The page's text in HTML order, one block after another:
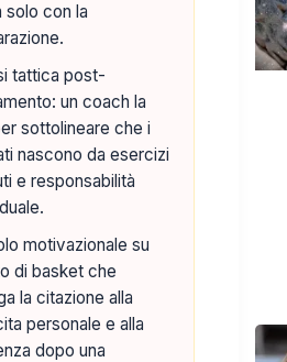
solo con la
tattica post-
un coach la
sottolineare che i
nascono da esercizi
e responsabilità
motivazionale su
di basket che
la citazione alla
personale e alla
dopo una